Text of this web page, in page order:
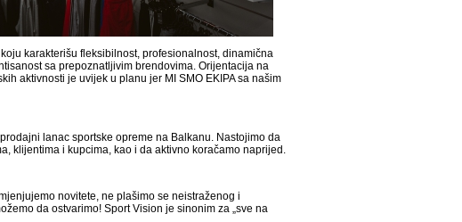
karakterišu fleksibilnost, profesionalnost, dinamična
sa prepoznatljivim brendovima. Orijentacija na
aktivnosti je uvijek u planu jer MI SMO EKIPA sa našim
lanac sportske opreme na Balkanu. Nastojimo da
klijentima i kupcima, kao i da aktivno koračamo naprijed.
novitete, ne plašimo se neistraženog i
da ostvarimo! Sport Vision je sinonim za „sve na